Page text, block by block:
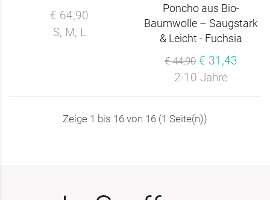
€ 64,90
S, M, L
Poncho aus Bio-
Baumwolle – Saugstark
& Leicht - Fuchsia
€ 44,90 € 31,43
2-10 Jahre
Zeige 1 bis 16 von 16 (1 Seite(n))